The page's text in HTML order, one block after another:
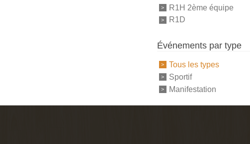
R1H 2ème équipe
R1D
Événements par type
Tous les types
Sportif
Manifestation